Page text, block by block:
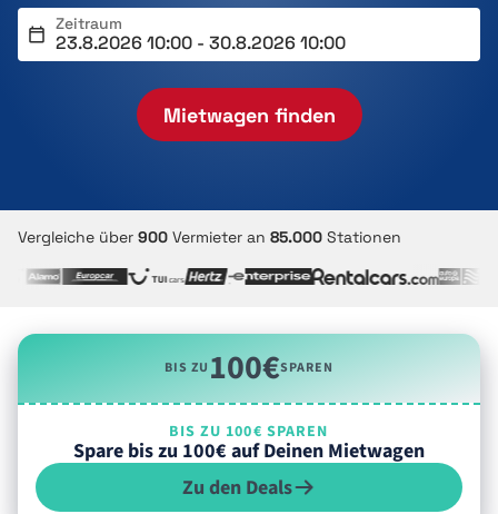
Zeitraum
Mietwagen finden
Vergleiche über 900 Vermieter an 85.000 Stationen
BIS ZU100€SPAREN
BIS ZU 100€ SPAREN
Spare bis zu 100€ auf Deinen Mietwagen
Zu den Deals